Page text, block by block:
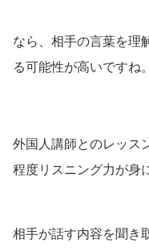
なら、相手の言葉を理
る可能性が高いですね。
外国人講師とのレッス
程度リスニング力が身
相手が話す内容を聞き